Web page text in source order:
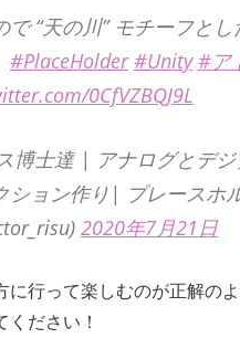
で “天の川” モチーフと
#PlaceHolder #Unity #ア
0CfVZBQJ9L
博士達 | アナログとデジ
ション作り| プレースホ
2020年7月21日
に行って楽しむのが正解の
ください！